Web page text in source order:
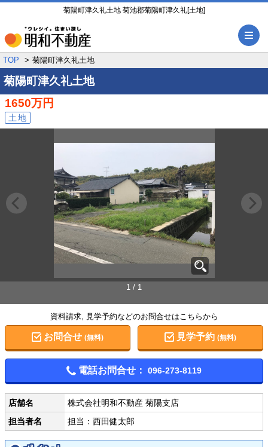
菊陽町津久礼土地 菊池郡菊陽町津久礼[土地]
TOP 菊陽町津久礼土地
菊陽町津久礼土地
1650万円
土地
1 / 1
資料請求, 見学予約などのお問合せはこちらから
お問合せ (無料) 見学予約(無料)
電話お問合せ： 096-273-8119
店舗名
株式会社明和不動産 菊陽支店
担当者名
担当：西田健太郎